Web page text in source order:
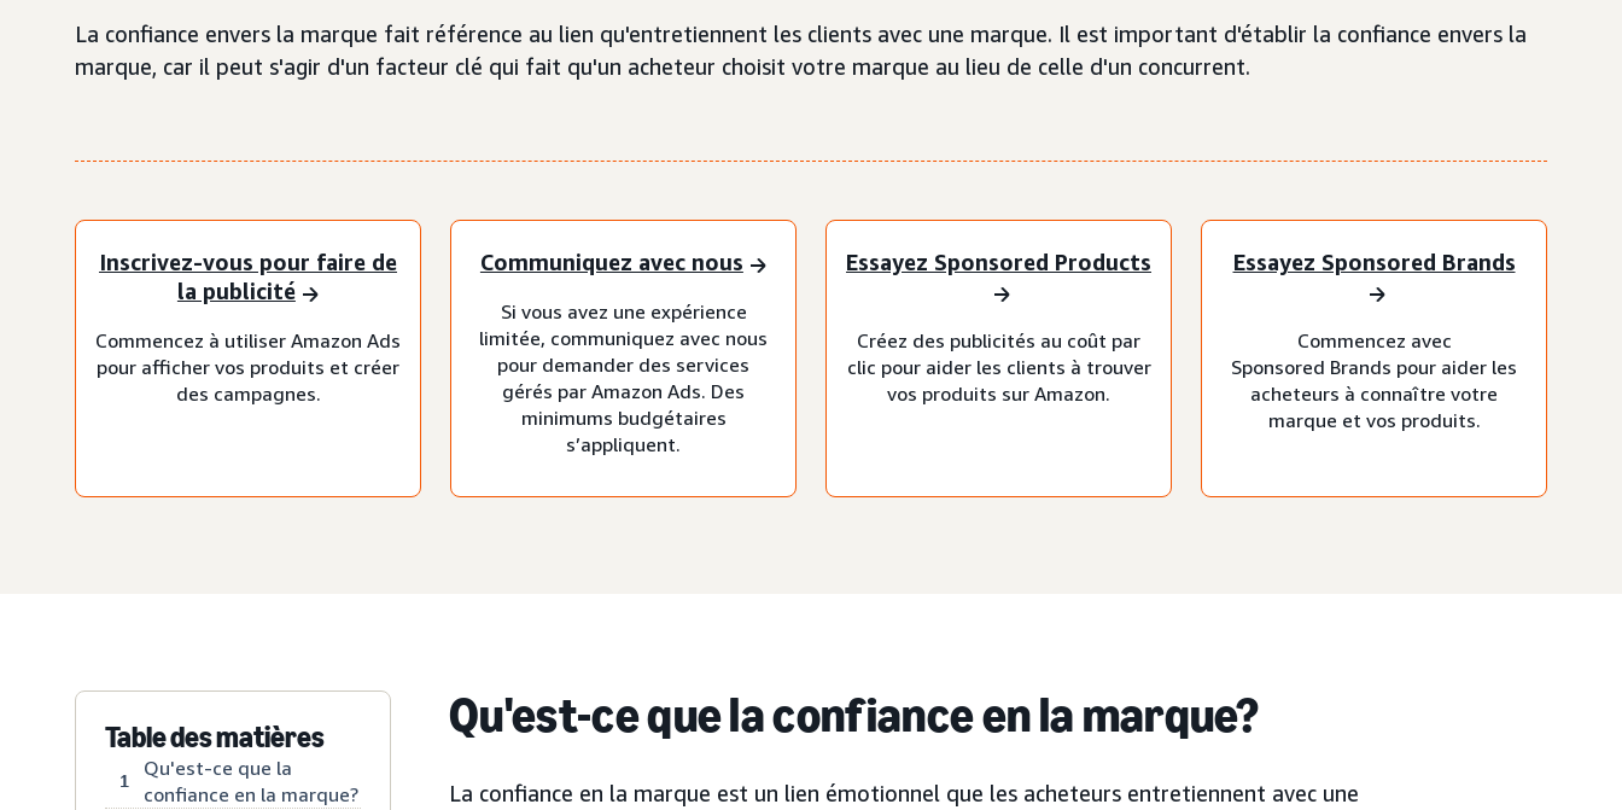
La confiance envers la marque fait référence au lien qu'entretiennent les clients avec une marque. Il est important d'établir la confiance envers la
marque, car il peut s'agir d'un facteur clé qui fait qu'un acheteur choisit votre marque au lieu de celle d'un concurrent.
Inscrivez-vous pour faire de
la publicité
Commencez à utiliser Amazon Ads
pour afficher vos produits et créer
des campagnes.
Communiquez avec nous
Si vous avez une expérience
limitée, communiquez avec nous
pour demander des services
gérés par Amazon Ads. Des
minimums budgétaires
s’appliquent.
Essayez Sponsored Products
Créez des publicités au coût par
clic pour aider les clients à trouver
vos produits sur Amazon.
Essayez Sponsored Brands
Commencez avec
Sponsored Brands pour aider les
acheteurs à connaître votre
marque et vos produits.
Table des matières
1
Qu'est-ce que la
confiance en la marque?
Qu'est-ce que la confiance en la marque?
La confiance en la marque est un lien émotionnel que les acheteurs entretiennent avec une